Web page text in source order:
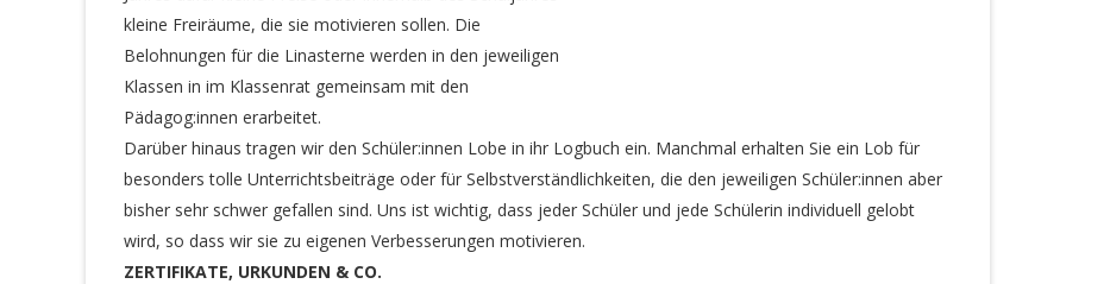
kleine Freiräume, die sie motivieren sollen. Die
Belohnungen für die Linasterne werden in den jeweiligen
Klassen in im Klassenrat gemeinsam mit den
Pädagog:innen erarbeitet.
Darüber hinaus tragen wir den Schüler:innen Lobe in ihr Logbuch ein. Manchmal erhalten Sie ein Lob für
besonders tolle Unterrichtsbeiträge oder für Selbstverständlichkeiten, die den jeweiligen Schüler:innen aber
bisher sehr schwer gefallen sind. Uns ist wichtig, dass jeder Schüler und jede Schülerin individuell gelobt
wird, so dass wir sie zu eigenen Verbesserungen motivieren.
ZERTIFIKATE, URKUNDEN & CO.